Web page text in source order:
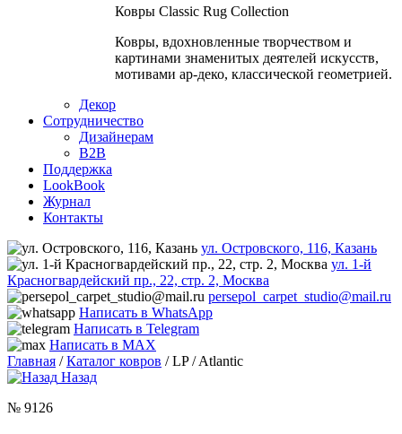
Ковры Classic Rug Collection
Ковры, вдохновленные творчеством и
картинами знаменитых деятелей искусств,
мотивами ар-деко, классической геометрией.
Декор
Сотрудничество
Дизайнерам
B2B
Поддержка
LookBook
Журнал
Контакты
ул. Островского, 116, Казань
ул. 1-й
Красногвардейский пр., 22, стр. 2, Москва
persepol_carpet_studio@mail.ru
Написать в WhatsApp
Написать в Telegram
Написать в MAX
Главная /Каталог ковров / LP / Atlantic
Назад
№ 9126